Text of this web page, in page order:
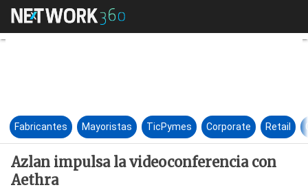
Azlan impulsa la
Fabricantes Mayoristas TicPymes Corporate Retail
Azlan impulsa la videoconferencia con
Aethra